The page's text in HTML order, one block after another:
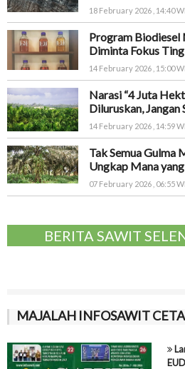
18 February 2026 , 14:40
Program Biodiesel
Diminta Fokus
14 February 2026 , 15:00
Narasi “4 Juta
Diluruskan,
14 February 2026 , 14:59
Tak Semua Gulma
Ungkap Mana
07 February 2026 , 06:55
BERITA SAWIT
MAJALAH INFOSAWIT